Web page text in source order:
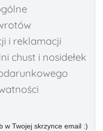
i reklamacji
chust i nosidełek
w Twojej skrzynce email :)